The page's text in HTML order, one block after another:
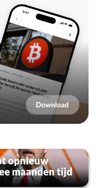
opnieuw
maanden tijd